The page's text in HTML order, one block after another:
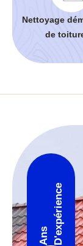
Nettoyage
de
Ans D'expérience